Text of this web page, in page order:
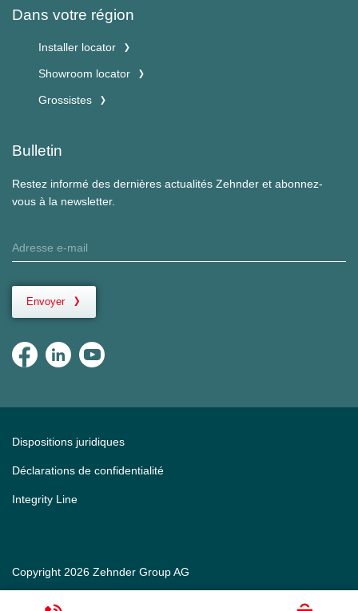
Dans votre région
Installer locator
Showroom locator
Grossistes
Bulletin
Restez informé des dernières actualités Zehnder et abonnez-
vous à la newsletter.
Envoyer
Copyright 2026 Zehnder Group AG
Dispositions juridiques
Déclarations de confidentialité
Integrity Line